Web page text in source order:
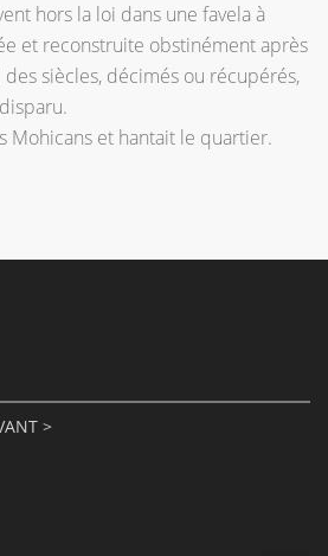
hors la loi dans une favela à
et reconstruite obstinément après
siècles, décimés ou récupérés,
Mohicans et hantait le quartier.
>